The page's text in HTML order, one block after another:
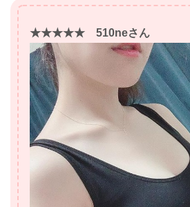
★★★★★ 510neさん